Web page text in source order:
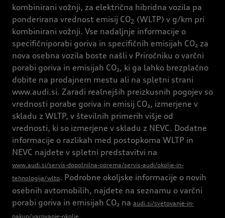
kombinirani vožnji, za električna hibridna vozila pa
ponderirana vrednost emisij CO2 (WLTP) v g/km pri
kombinirani vožnji. Vse nadaljnje informacije o
specifičniporabi goriva in specifičnih emisijah CO₂ za
nova osebna vozila boste našli v Priročniku o varčni
porabi goriva in emisijah CO₂, ki ga lahko brezplačno
dobite na prodajnem mestu ali na spletni strani
www.audi.si. Zaradi realnejših preizkusnih pogojev so
vrednosti porabe goriva in emisij CO₂, izmerjene v
skladu z WLTP, v številnih primerih višje od
vrednosti, ki so izmerjene v skladu z NEVC. Dodatne
informacije o razlikah med postopkoma WLTP in
NEVC najdete v spletni predstavitvi na
www.audi.si/servis-dopolnilna-oprema/servis-audi/okolje-in-
tehnologija/wltp. Podrobne okoljske informacije o novih
osebnih avtomobilih, najdete na seznamu o varčni
porabi goriva in emisijah CO₂ na audi.si/svetovanje-in-
nakup/varovanje-okolje.